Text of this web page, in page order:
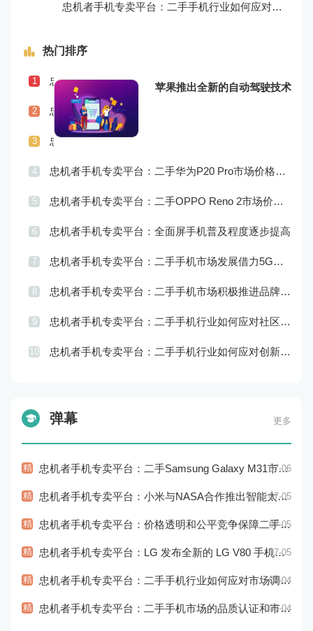
忠机者手机专卖平台：二手手机行业如何应对物流运营的优化
热门排序
苹果推出全新的自动驾驶技术
1 忠机者手机专卖平台：二手手机行业如何应对社会民生问题
2 忠机者手机专卖平台：LG发布Wing智能手机，支持双屏交互
3 忠机者手机专卖平台：二手手机行业如何应对供应链管理的挑战
4 忠机者手机专卖平台：二手华为P20 Pro市场价格持续波动
5 忠机者手机专卖平台：二手OPPO Reno 2市场价格相对稳定
6 忠机者手机专卖平台：全面屏手机普及程度逐步提高
7 忠机者手机专卖平台：二手手机市场发展借力5G，迎来新机遇
8 忠机者手机专卖平台：二手手机市场积极推进品牌转型，实现品牌创新和升级
9 忠机者手机专卖平台：二手手机行业如何应对社区运营的重要性
10 忠机者手机专卖平台：二手手机行业如何应对创新驱动的发展
弹幕 更多
精 忠机者手机专卖平台：二手Samsung Galaxy M31市场价格持续下跌07-06
精 忠机者手机专卖平台：小米与NASA合作推出智能太空手表07-05
精 忠机者手机专卖平台：价格透明和公平竞争保障二手手机交易市场的稳定性和健康发展07-05
精 忠机者手机专卖平台：LG 发布全新的 LG V80 手机，支持 5G 网络07-05
精 忠机者手机专卖平台：二手手机行业如何应对市场调整的变动07-04
精 忠机者手机专卖平台：二手手机市场的品质认证和市场溯源07-04